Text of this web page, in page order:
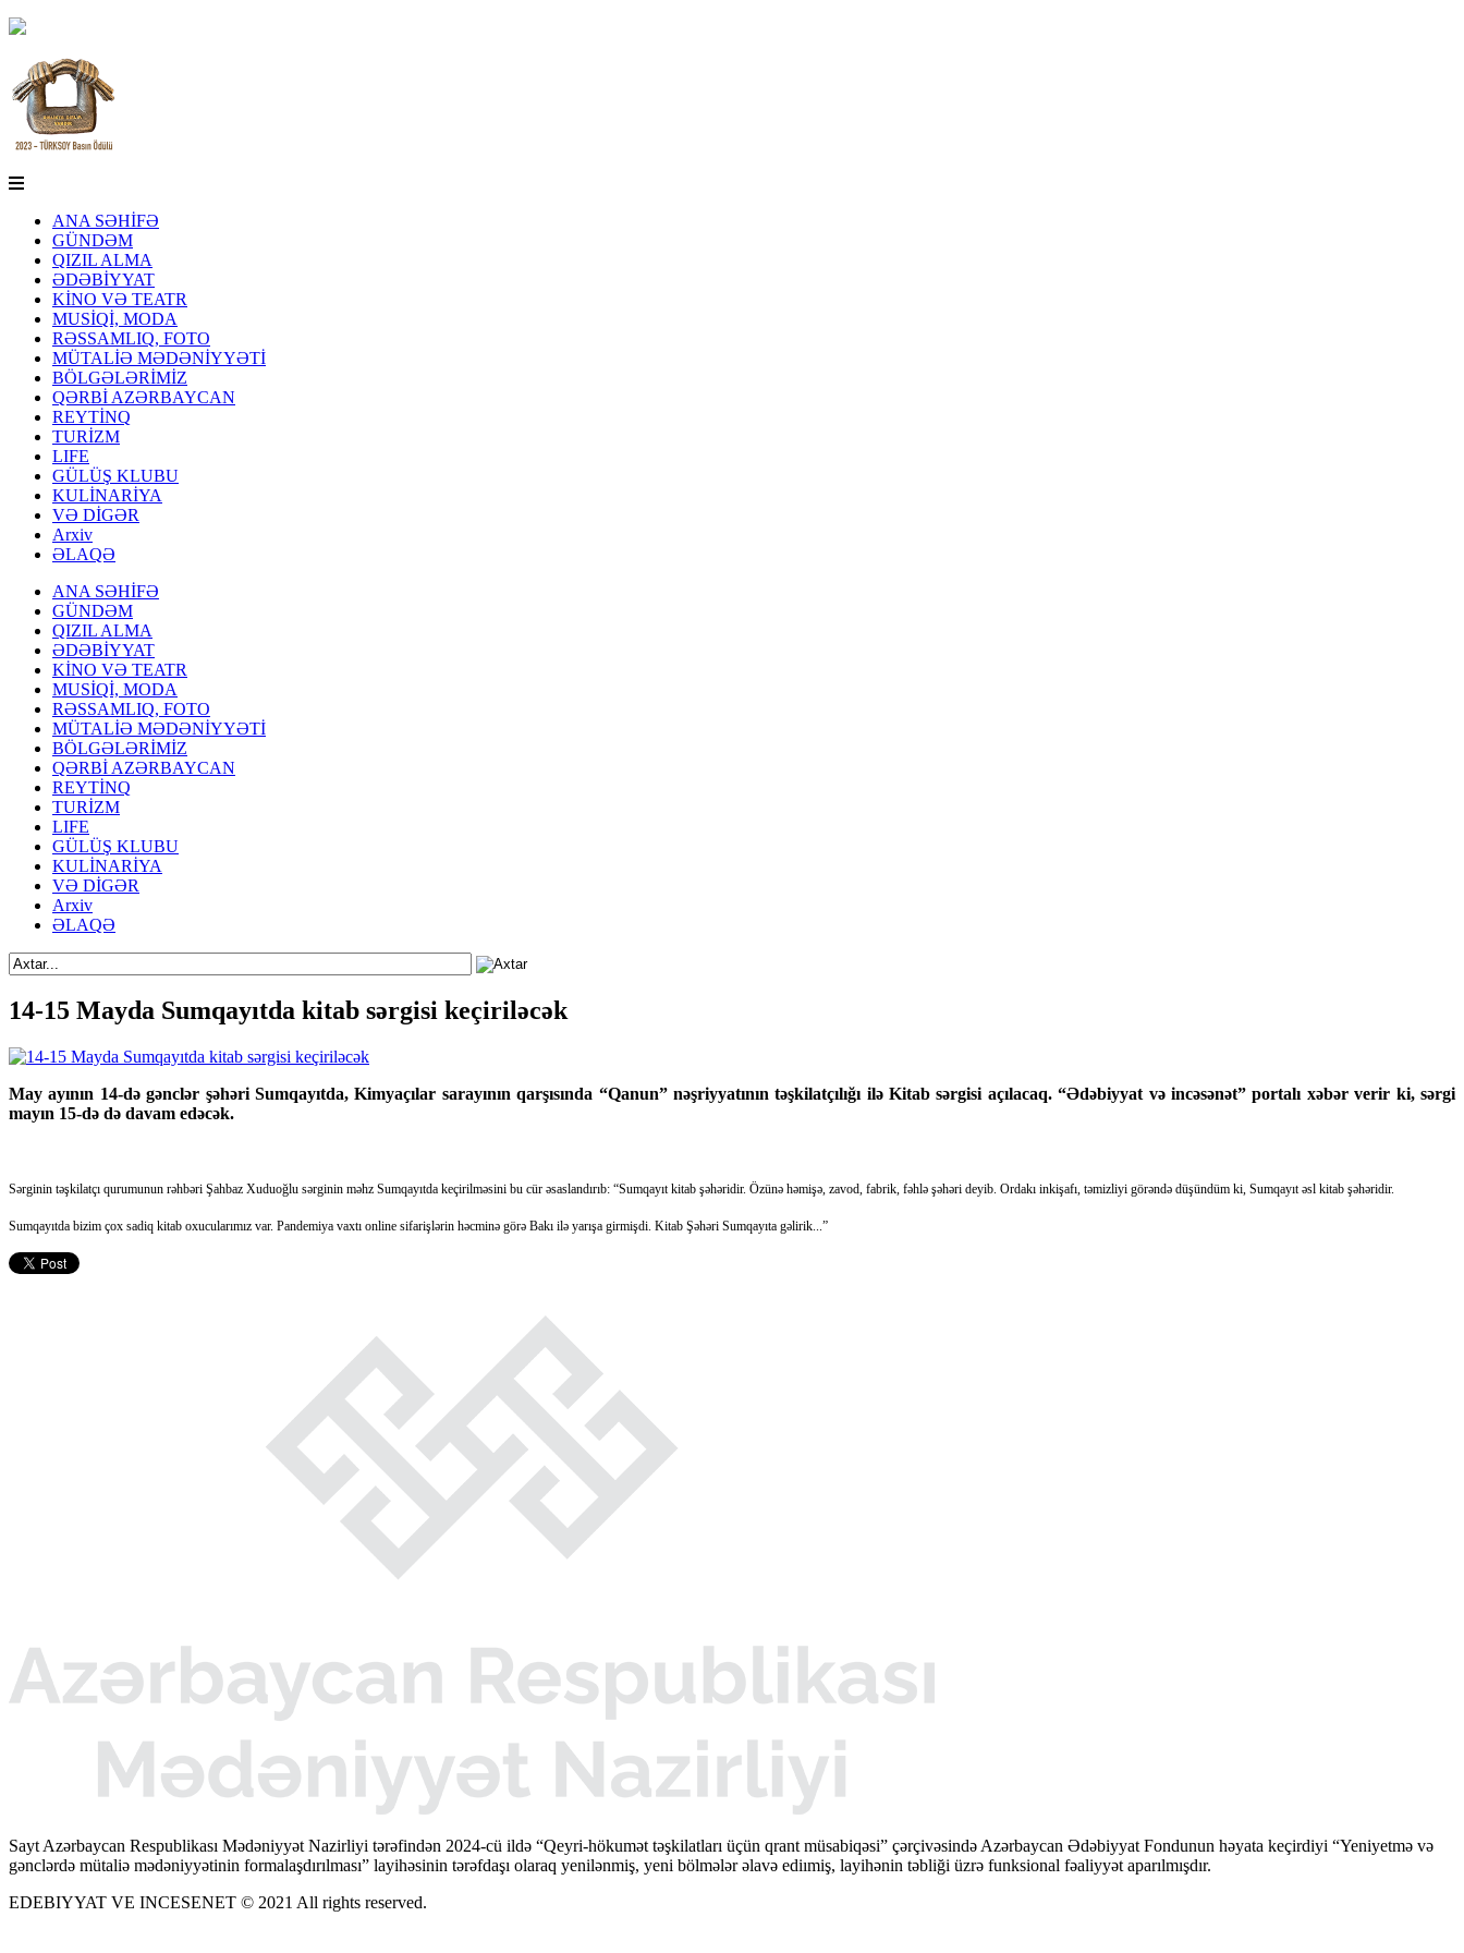
ANA SƏHİFƏ
GÜNDƏM
QIZIL ALMA
ƏDƏBİYYAT
KİNO VƏ TEATR
MUSİQİ, MODA
RƏSSAMLIQ, FOTO
MÜTALİƏ MƏDƏNİYYƏTİ
BÖLGƏLƏRİMİZ
QƏRBİ AZƏRBAYCAN
REYTİNQ
TURİZM
LIFE
GÜLÜŞ KLUBU
KULİNARİYA
VƏ DİGƏR
Arxiv
ƏLAQƏ
ANA SƏHİFƏ
GÜNDƏM
QIZIL ALMA
ƏDƏBİYYAT
KİNO VƏ TEATR
MUSİQİ, MODA
RƏSSAMLIQ, FOTO
MÜTALİƏ MƏDƏNİYYƏTİ
BÖLGƏLƏRİMİZ
QƏRBİ AZƏRBAYCAN
REYTİNQ
TURİZM
LIFE
GÜLÜŞ KLUBU
KULİNARİYA
VƏ DİGƏR
Arxiv
ƏLAQƏ
14-15 Mayda Sumqayıtda kitab sərgisi keçiriləcək
May ayının 14-də gənclər şəhəri Sumqayıtda, Kimyaçılar sarayının qarşısında “Qanun” nəşriyyatının təşkilatçılığı ilə Kitab sərgisi açılacaq. “Ədəbiyyat və incəsənət” portalı xəbər verir ki, sərgi
mayın 15-də də davam edəcək.
Sərginin təşkilatçı qurumunun rəhbəri Şahbaz Xuduoğlu sərginin məhz Sumqayıtda keçirilməsini bu cür əsaslandırıb: “Sumqayıt kitab şəhəridir. Özünə həmişə, zavod, fabrik, fəhlə şəhəri deyib. Ordakı inkişafı, təmizliyi görəndə düşündüm ki, Sumqayıt əsl kitab şəhəridir.
Sumqayıtda bizim çox sadiq kitab oxucularımız var. Pandemiya vaxtı online sifarişlərin həcminə görə Bakı ilə yarışa girmişdi. Kitab Şəhəri Sumqayıta gəlirik...”
Sayt Azərbaycan Respublikası Mədəniyyət Nazirliyi tərəfindən 2024-cü ildə “Qeyri-hökumət təşkilatları üçün qrant müsabiqəsi” çərçivəsində Azərbaycan Ədəbiyyat Fondunun həyata keçirdiyi “Yeniyetmə və
gənclərdə mütaliə mədəniyyətinin formalaşdırılması” layihəsinin tərəfdaşı olaraq yenilənmiş, yeni bölmələr əlavə ediımiş, layihənin təbliği üzrə funksional fəaliyyət aparılmışdır.
EDEBIYYAT VE INCESENET © 2021 All rights reserved.